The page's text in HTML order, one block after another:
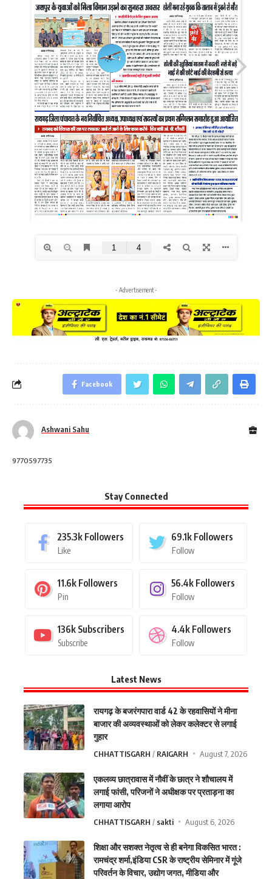
- Advertisement -
Facebook
Ashwani Sahu
9770597735
Stay Connected
235.3k Followers
Like
69.1k Followers
Follow
11.6k Followers
Pin
56.4k Followers
Follow
136k Subscribers
Subscribe
4.4k Followers
Follow
Latest News
रायगढ़ के बजरंगपारा वार्ड 42 के रहवासियों ने मीना
बाजार की अव्यवस्थाओं को लेकर कलेक्टर से लगाई
गुहार
CHHATTISGARH RAIGARH August 7, 2026
एकलव्य छात्रावास में नौवीं के छात्र ने शौचालय में
लगाई फांसी, परिजनों ने अधीक्षक पर प्रताड़ना का
लगाया आरोप
CHHATTISGARH sakti August 6, 2026
शिक्षा और सशक्त नेतृत्व से ही बनेगा विकसित भारत :
रामचंद्र शर्मा,इंडिया CSR के राष्ट्रीय सेमिनार में गूंजे
परिवर्तन के विचार, उद्योग जगत, मीडिया और